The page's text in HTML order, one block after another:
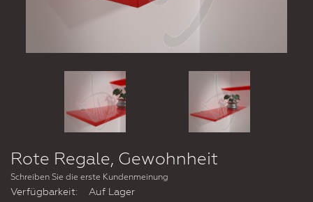
Rote Regale, Gewohnheit
Schreiben Sie die erste Kundenmeinung
Verfügbarkeit:
Auf Lager